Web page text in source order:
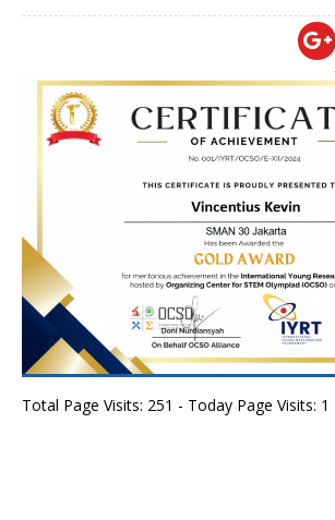
Total Page Visits: 251 - Today Page Visits: 1